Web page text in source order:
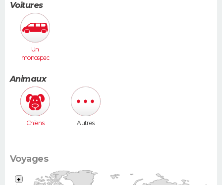
Voitures
Un
monospac
Xsara
Picasso...)
Animaux
Chiens Autres
Voyages
+